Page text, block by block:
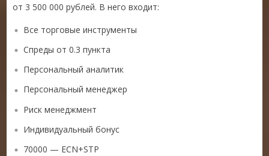
от 3 500 000 рублей. В него входит:
Все торговые инструменты
Спреды от 0.3 пункта
Персональный аналитик
Персональный менеджер
Риск менеджмент
Индивидуальный бонус
70000 — ECN+STP